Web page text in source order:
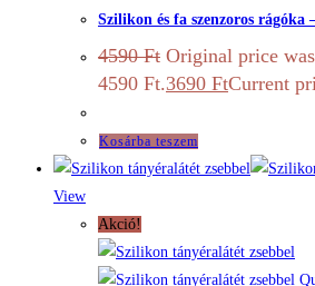
Szilikon és fa szenzoros rágóka
4590Ft Original price
4590 Ft.3690 FtCurrent
Kosárba teszem
View
Akció!